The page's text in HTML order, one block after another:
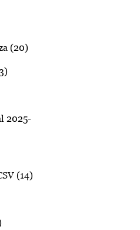
(20)
2025-
(14)